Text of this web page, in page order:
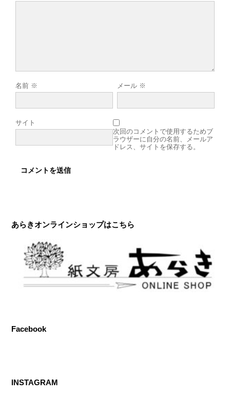
名前 ※ メール ※
サイト
次回のコメントで使用するためブ
ラウザーに自分の名前、メールア
ドレス、サイトを保存する。
あらきオンラインショップはこちら
Facebook
INSTAGRAM